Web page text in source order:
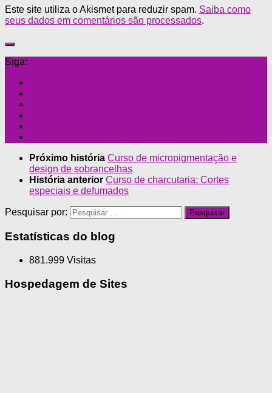
Este site utiliza o Akismet para reduzir spam. Saiba como
seus dados em comentários são processados.
Siga:
Próximo história Curso de micropigmentação e
design de sobrancelhas
História anterior Curso de charcutaria: Cortes
especiais e defumados
Pesquisar por:
Estatísticas do blog
881.999 Visitas
Hospedagem de Sites